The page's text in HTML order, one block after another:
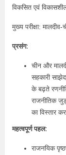
विकसित एवं
मुख्य परीक्षा:
प्रसंग:
चीन और
सहकारी
के बढ़ते
राजनीतिक
का विस्तार
महत्वपूर्ण पहल:
राजनयिक